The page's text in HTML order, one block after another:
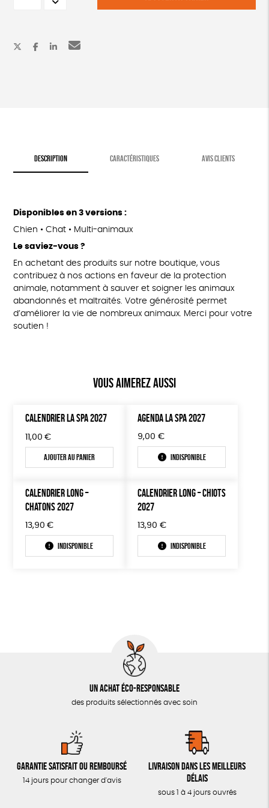
-
DESCRIPTION CARACTÉRISTIQUES AVIS CLIENTS
Disponibles en 3 versions :
Chien • Chat • Multi-animaux
Le saviez-vous ?
En achetant des produits sur notre boutique, vous
contribuez à nos actions en faveur de la protection
animale, notamment à sauver et soigner les animaux
abandonnés et maltraités. Votre générosité permet
d’améliorer la vie de nombreux animaux. Merci pour votre
soutien !
Vous aimerez aussi
CALENDRIER LA SPA 2027
11,00 €
Ajouter au panier
AGENDA LA SPA 2027
9,00 €
Indisponible
CALENDRIER LONG –
CHATONS 2027
13,90 €
Indisponible
CALENDRIER LONG – CHIOTS
2027
13,90 €
Indisponible
Un achat éco-responsable
des produits sélectionnés avec soin
Garantie satisfait ou remboursé
14 jours pour changer d'avis
Livraison dans les meilleurs
délais
sous 1 à 4 jours ouvrés